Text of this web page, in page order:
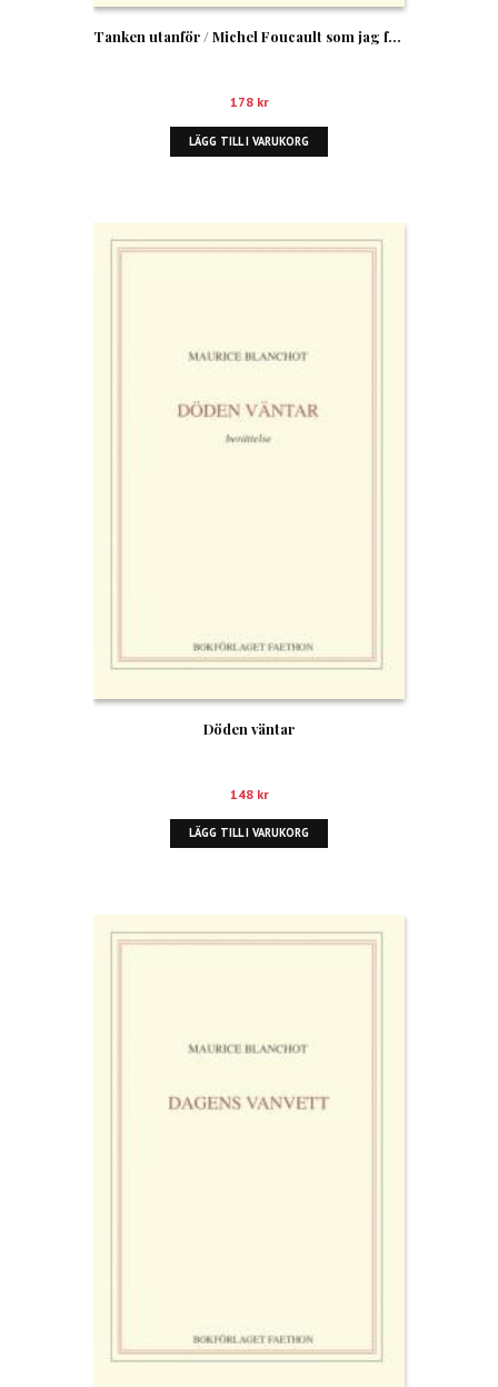
Tanken utanför / Michel Foucault som jag föreställer mig honom
178 kr
LÄGG TILL I VARUKORG
Döden väntar
148 kr
LÄGG TILL I VARUKORG